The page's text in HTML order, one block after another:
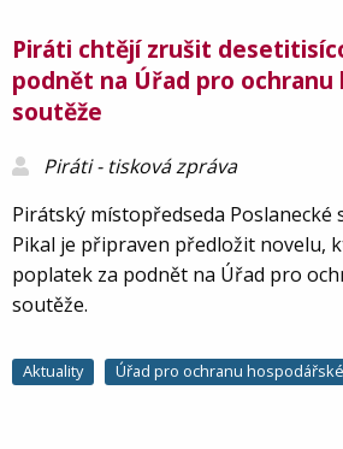
Piráti chtějí zrušit
podnět na Úřad pro ochranu
soutěže
Piráti - tisková zpráva
Pirátský místopředseda Poslanecké
Pikal je připraven předložit novelu,
poplatek za podnět na Úřad pro
soutěže.
Aktuality Úřad pro ochranu